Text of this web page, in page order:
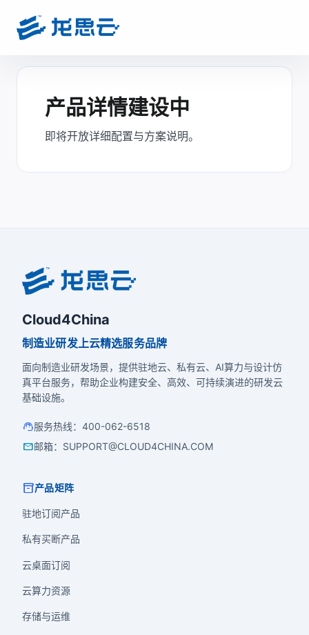
产品详情建设中
即将开放详细配置与方案说明。
Cloud4China
制造业研发上云精选服务品牌
面向制造业研发场景，提供驻地云、私有云、AI算力与设计仿
真平台服务，帮助企业构建安全、高效、可持续演进的研发云
基础设施。
support_agent服务热线： 400-062-6518
mail邮箱： SUPPORT@CLOUD4CHINA.COM
inventory_2产品矩阵
驻地订阅产品
私有买断产品
云桌面订阅
云算力资源
存储与运维